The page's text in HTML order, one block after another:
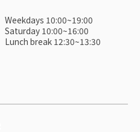
Weekdays 10:00~19:00
Saturday 10:00~16:00
Lunch break 12:30~13:30